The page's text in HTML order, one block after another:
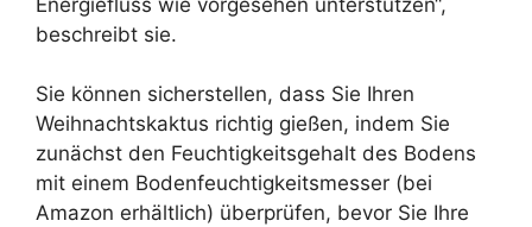
beschreibt sie.
Sie können sicherstellen, dass Sie Ihren
Weihnachtskaktus richtig gießen, indem Sie
zunächst den Feuchtigkeitsgehalt des Bodens
mit einem Bodenfeuchtigkeitsmesser (bei
Amazon erhältlich) überprüfen, bevor Sie Ihre